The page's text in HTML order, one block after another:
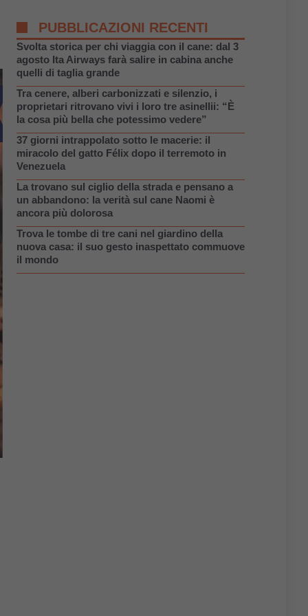
PUBBLICAZIONI RECENTI
Svolta storica per chi viaggia con il cane: dal 3
agosto Ita Airways farà salire in cabina anche
quelli di taglia grande
Tra cenere, alberi carbonizzati e silenzio, i
proprietari ritrovano vivi i loro tre asinellii: “È
la cosa più bella che potessimo vedere”
37 giorni intrappolato sotto le macerie: il
miracolo del gatto Félix dopo il terremoto in
Venezuela
La trovano sul ciglio della strada e pensano a
un abbandono: la verità sul cane Naomi è
ancora più dolorosa
Trova le tombe di tre cani nel giardino della
nuova casa: il suo gesto inaspettato commuove
il mondo